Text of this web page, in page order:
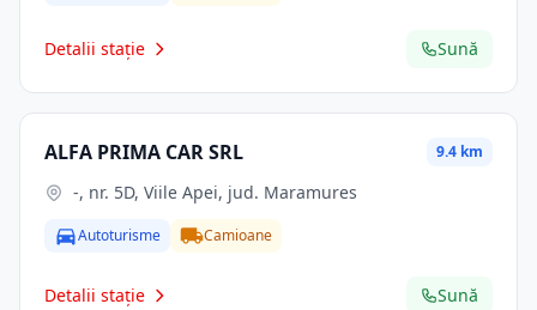
Detalii stație Sună
ALFA PRIMA CAR SRL 9.4 km
-, nr. 5D, Viile Apei, jud. Maramures
Autoturisme Camioane
Detalii stație Sună